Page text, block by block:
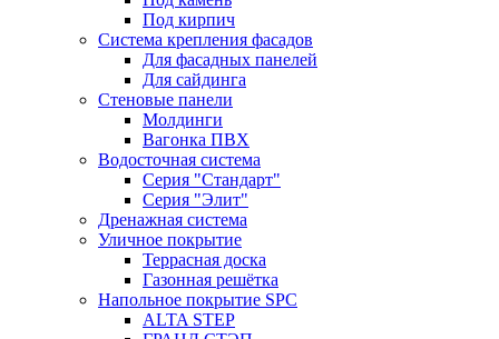
Под кирпич
Система крепления фасадов
Для фасадных панелей
Для сайдинга
Стеновые панели
Молдинги
Вагонка ПВХ
Водосточная система
Серия "Стандарт"
Серия "Элит"
Дренажная система
Уличное покрытие
Террасная доска
Газонная решётка
Напольное покрытие SPC
ALTA STEP